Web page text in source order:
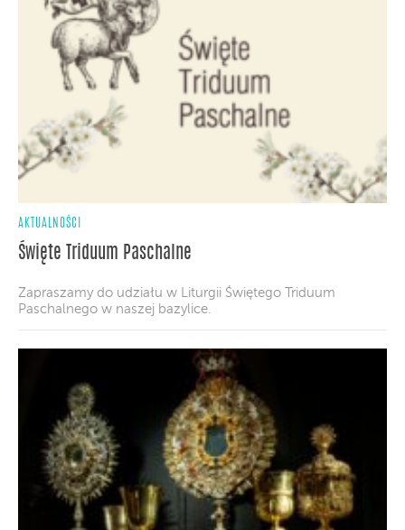
AKTUALNOŚCI
Święte Triduum Paschalne
Zapraszamy do udziału w Liturgii Świętego Triduum
Paschalnego w naszej bazylice.